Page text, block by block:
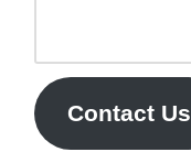
Contact Us